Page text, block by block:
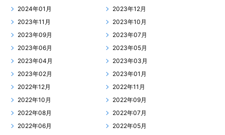
2024年01月
2023年12月
2023年11月
2023年10月
2023年09月
2023年07月
2023年06月
2023年05月
2023年04月
2023年03月
2023年02月
2023年01月
2022年12月
2022年11月
2022年10月
2022年09月
2022年08月
2022年07月
2022年06月
2022年05月